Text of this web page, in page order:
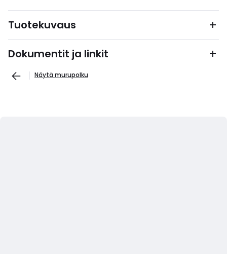
Tuotekuvaus
Dokumentit ja linkit
Näytä murupolku